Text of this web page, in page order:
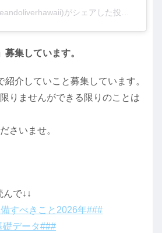
募集しています。
紹介していこと募集しています。
りませんができる限りのことは
さいませ。
で↓↓
すべきこと2026年###
礎データ###